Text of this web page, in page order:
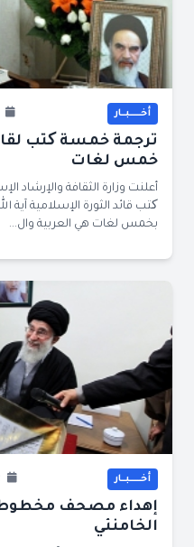
أخــــــبــار
ترجمة خمسة کتب
خمس لغات
أعلنت وزارة‌ الثقافة
کتب قائد الثورة الإسلامية آية
بخمس لغات هي العربية وال...
أخــــــبــار
إهداء مصحف مخطوط
الخامنئي